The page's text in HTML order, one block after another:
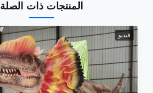
المنتجات ذات الصلة
فيديو